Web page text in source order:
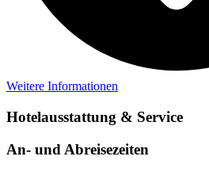
Weitere Informationen
Hotelausstattung & Service
An- und Abreisezeiten